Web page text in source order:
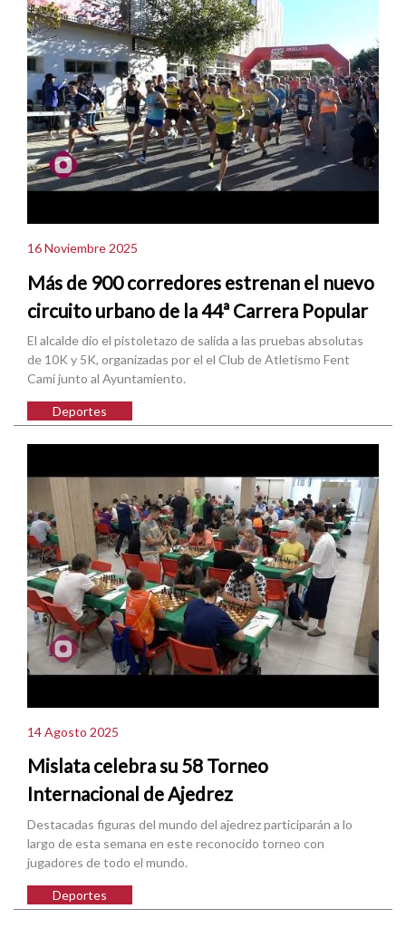
16 Noviembre 2025
Más de 900 corredores estrenan el nuevo
circuito urbano de la 44ª Carrera Popular
El alcalde dio el pistoletazo de salida a las pruebas absolutas
de 10K y 5K, organizadas por el el Club de Atletismo Fent
Camí junto al Ayuntamiento.
Deportes
14 Agosto 2025
Mislata celebra su 58 Torneo
Internacional de Ajedrez
Destacadas figuras del mundo del ajedrez participarán a lo
largo de esta semana en este reconocido torneo con
jugadores de todo el mundo.
Deportes